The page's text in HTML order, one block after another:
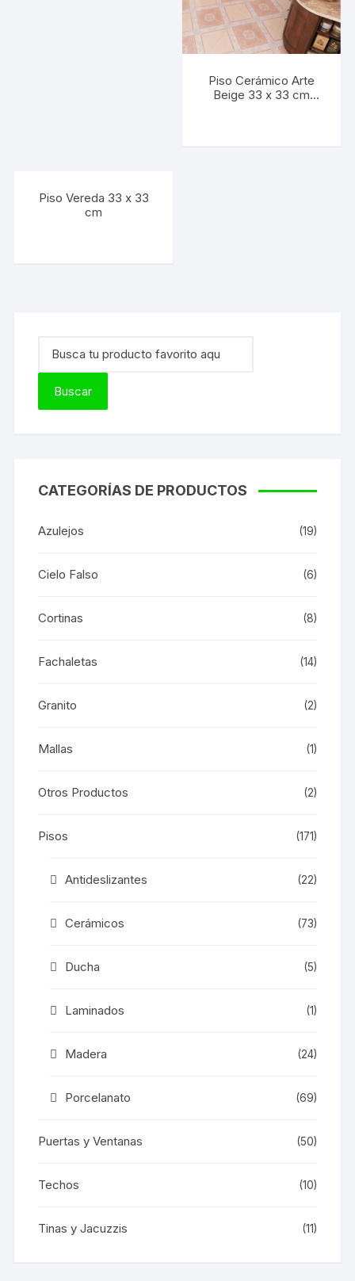
Piso Cerámico Arte
Beige 33 x 33 cm
Piso Vereda 33 x 33
cm
CATEGORÍAS DE PRODUCTOS
Azulejos (19)
Cielo Falso (6)
Cortinas (8)
Fachaletas (14)
Granito (2)
Mallas (1)
Otros Productos (2)
Pisos (171)
Antideslizantes (22)
Cerámicos (73)
Ducha (5)
Laminados (1)
Madera (24)
Porcelanato (69)
Puertas y Ventanas (50)
Techos (10)
Tinas y Jacuzzis (11)